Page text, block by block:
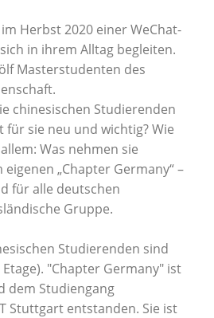
Herbst 2020 einer WeChat-
in ihrem Alltag begleiten.
Masterstudenten des
chinesischen Studierenden
für sie neu und wichtig? Wie
Was nehmen sie
„Chapter Germany“ –
für alle deutschen
Gruppe.
Studierenden sind
"Chapter Germany" ist
dem Studiengang
Stuttgart entstanden. Sie ist